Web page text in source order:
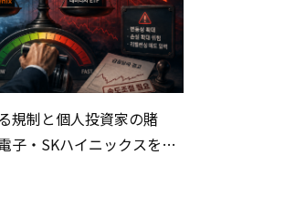
規制と個人投資家の賭
子・SKハイニックスを巡